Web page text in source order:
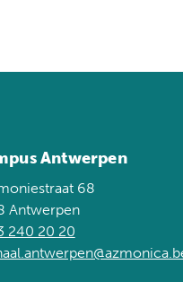
Antwerpen
68
Antwerpen
240 20 20